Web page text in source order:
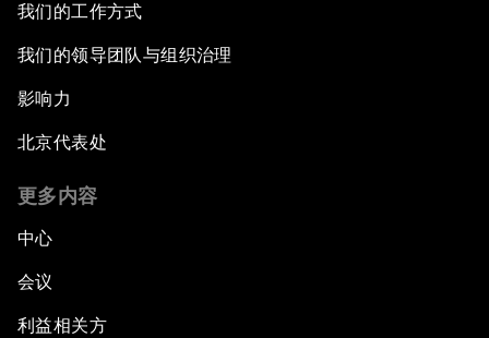
我们的工作方式
我们的领导团队与组织治理
影响力
北京代表处
更多内容
中心
会议
利益相关方